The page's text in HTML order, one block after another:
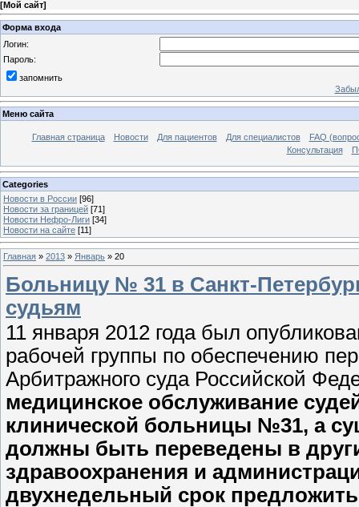
[Мой сайт]
Форма входа
Логин:
Пароль:
запомнить
Меню сайта
Главная страница Новости Для пациентов Для специалистов
FAQ
Консультация
Categories
Новости в России [96]
Новости за границей [71]
Новости Нефро-Лиги [34]
Новости на сайте [11]
Главная » 2013 » Январь » 20
Больницу № 31 в Санкт-
судьям
11 января 2012 года был
рабочей группы по обеспечению
Арбитражного суда Российской
медицинское обслуживание
клинической больницы №31, а
должны быть переведены в
здравоохранения и
двухнедельный срок